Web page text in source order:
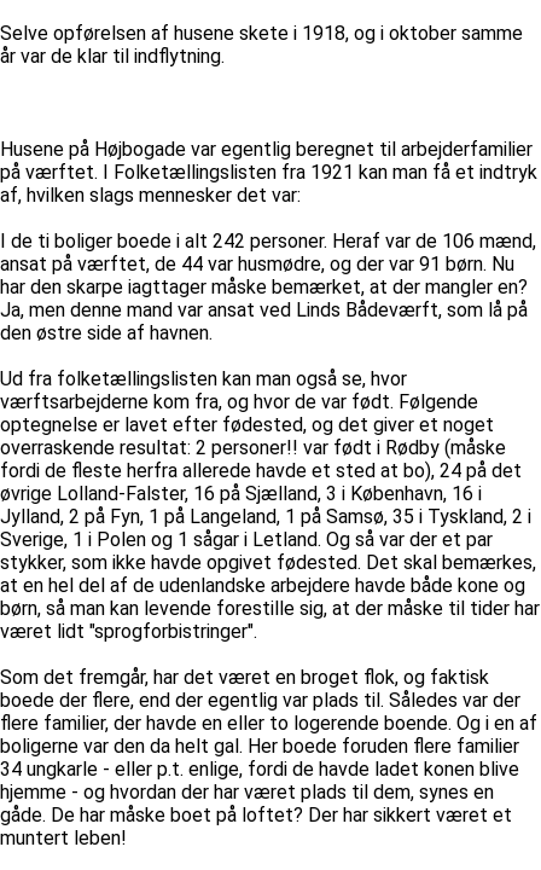
Selve opførelsen af husene skete i 1918, og i oktober samme
år var de klar til indflytning.
Husene på Højbogade var egentlig beregnet til arbejderfamilier
på værftet. I Folketællingslisten fra 1921 kan man få et indtryk
af, hvilken slags mennesker det var:
I de ti boliger boede i alt 242 personer. Heraf var de 106 mænd,
ansat på værftet, de 44 var husmødre, og der var 91 børn. Nu
har den skarpe iagttager måske bemærket, at der mangler en?
Ja, men denne mand var ansat ved Linds Bådeværft, som lå på
den østre side af havnen.
Ud fra folketællingslisten kan man også se, hvor
værftsarbejderne kom fra, og hvor de var født. Følgende
optegnelse er lavet efter fødested, og det giver et noget
overraskende resultat: 2 personer!! var født i Rødby (måske
fordi de fleste herfra allerede havde et sted at bo), 24 på det
øvrige Lolland-Falster, 16 på Sjælland, 3 i København, 16 i
Jylland, 2 på Fyn, 1 på Langeland, 1 på Samsø, 35 i Tyskland, 2 i
Sverige, 1 i Polen og 1 sågar i Letland. Og så var der et par
stykker, som ikke havde opgivet fødested. Det skal bemærkes,
at en hel del af de udenlandske arbejdere havde både kone og
børn, så man kan levende forestille sig, at der måske til tider har
været lidt "sprogforbistringer".
Som det fremgår, har det været en broget flok, og faktisk
boede der flere, end der egentlig var plads til. Således var der
flere familier, der havde en eller to logerende boende. Og i en af
boligerne var den da helt gal. Her boede foruden flere familier
34 ungkarle - eller p.t. enlige, fordi de havde ladet konen blive
hjemme - og hvordan der har været plads til dem, synes en
gåde. De har måske boet på loftet? Der har sikkert været et
muntert leben!